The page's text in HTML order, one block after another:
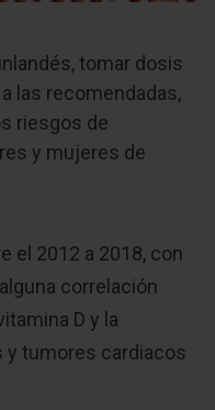
tomar dosis
las recomendadas,
riesgos de
y mujeres de
el 2012 a 2018, con
correlación
D y la
y tumores cardiacos